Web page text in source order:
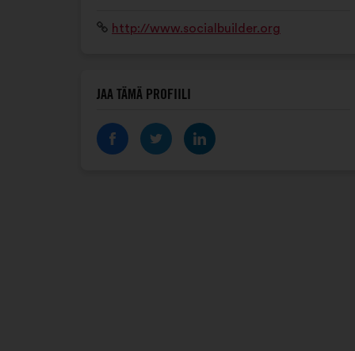
Verkkosivusto:
http://www.socialbuilder.org
JAA TÄMÄ PROFIILI